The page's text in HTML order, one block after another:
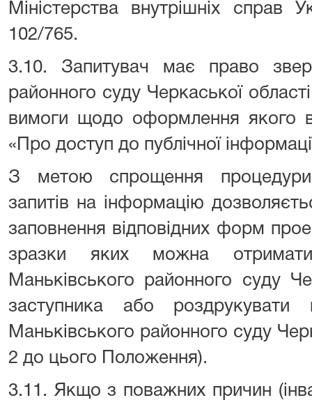
Міністерства внутрішніх справ
102/765.
3.10. Запитувач має право
районного суду Черкаської
вимоги щодо оформлення якого
«Про доступ до публічної
З метою спрощення
запитів на інформацію
заповнення відповідних форм
зразки яких можна
Маньківського районного суду
заступника або роздрукувати
Маньківського районного суду
2 до цього Положення).
3.11. Якщо з поважних причин